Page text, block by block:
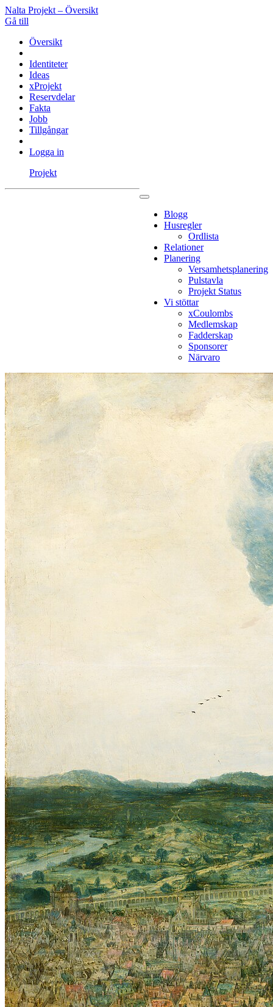
Nalta Projekt – Översikt
Gå till
Översikt
Identiteter
Ideas
xProjekt
Reservdelar
Fakta
Jobb
Tillgångar
Logga in
Projekt
Blogg
Husregler
Ordlista
Relationer
Planering
Versamhetsplanering
Pulstavla
Projekt Status
Vi stöttar
xCoulombs
Medlemskap
Fadderskap
Sponsorer
Närvaro